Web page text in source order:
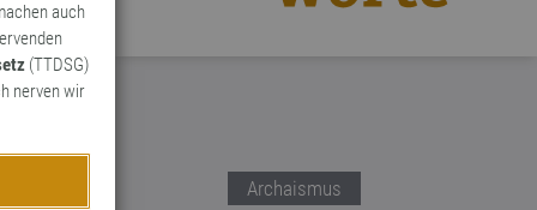
auch
(TTDSG)
nerven wir
Archaismus